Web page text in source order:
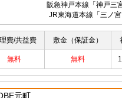
阪急神戸本線「神戸三
JR東海道本線「三ノ
費/共益費 敷金（保証金）
無料 無料
元町